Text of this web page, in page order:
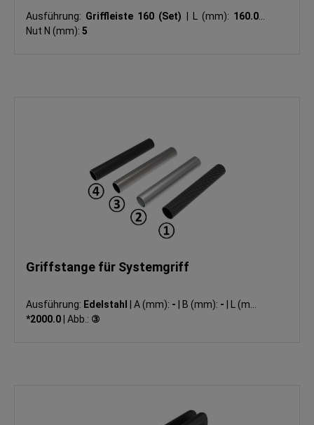
Ausführung: Griffleiste 160 (Set) L (mm): 160.0
Nut N (mm): 5
Griffstange für Systemgriff
Ausführung: Edelstahl A (mm): - B (mm): -
L (mm):
*2000.0 Abb.: ③